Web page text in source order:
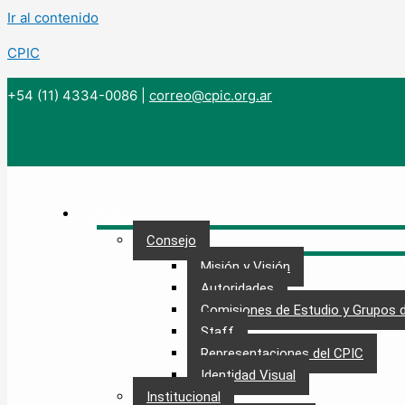
Ir al contenido
CPIC
+54 (11) 4334-0086 correo@cpic.org.ar
Consejo
Misión y Visión
Autoridades
Comisiones de Estudio y Grupos
Staff
Representaciones del CPIC
Identidad Visual
Institucional